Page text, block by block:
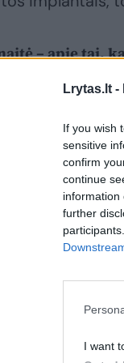
Lrytas.lt -
If you wish
sensitive
confirm
continue
information
further
I want
– apie tai,